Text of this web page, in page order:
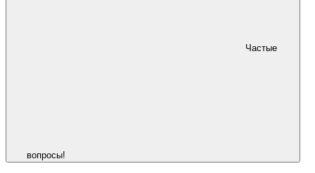
Частые
вопросы!